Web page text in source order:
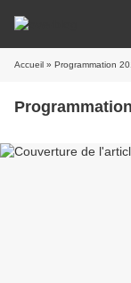
Accueil » Programmation